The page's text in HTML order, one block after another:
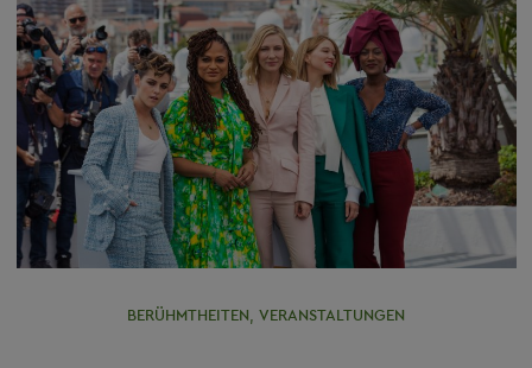
BERÜHMTHEITEN,VERANSTALTUNGEN